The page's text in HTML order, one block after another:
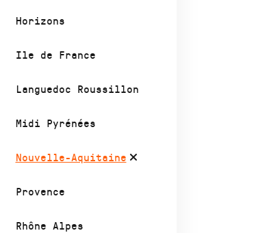
Horizons
Ile de France
Languedoc Roussillon
Midi Pyrénées
Nouvelle-Aquitaine
Provence
Rhône Alpes